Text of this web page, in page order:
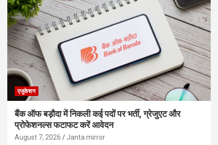
एजुकेशन
बैंक ऑफ बड़ौदा में निकली कई पदों पर भर्ती, ग्रेजुएट और
प्रोफेशनल्स फटाफट करें आवेदन
August 7, 2026 Janta mirror